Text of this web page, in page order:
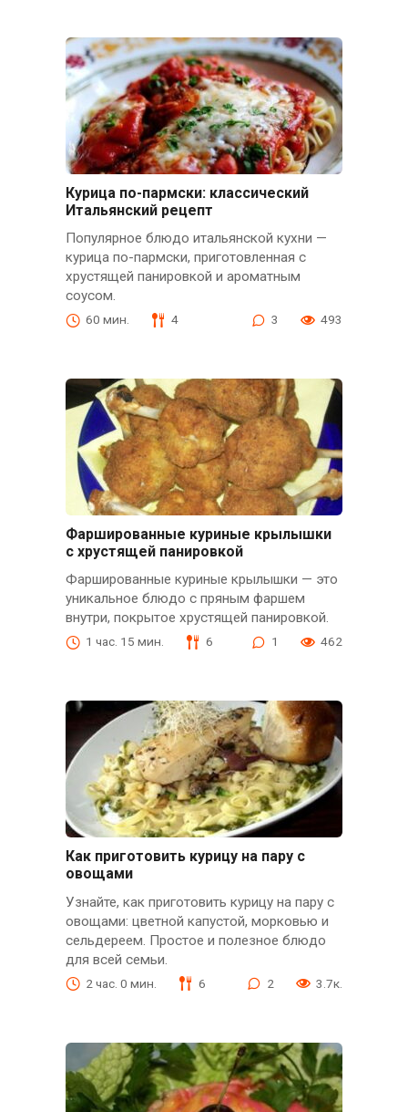
Курица по-пармски: классический
Итальянский рецепт
Популярное блюдо итальянской кухни —
курица по-пармски, приготовленная с
хрустящей панировкой и ароматным
соусом.
60 мин. 4 3 493
Фаршированные куриные крылышки
с хрустящей панировкой
Фаршированные куриные крылышки — это
уникальное блюдо с пряным фаршем
внутри, покрытое хрустящей панировкой.
1 час. 15 мин. 6 1 462
Как приготовить курицу на пару с
овощами
Узнайте, как приготовить курицу на пару с
овощами: цветной капустой, морковью и
сельдереем. Простое и полезное блюдо
для всей семьи.
2 час. 0 мин. 6 2 3.7к.